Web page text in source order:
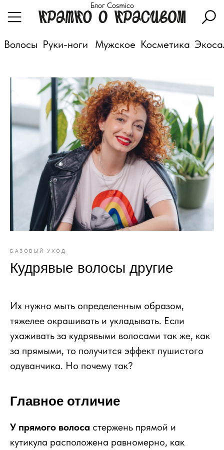
Блог Cosmico
Мужское
Руки-ноги
Волосы Косметика
БАЗОВЫЙ УХОД
Кудрявые волосы другие
Их нужно мыть определенным образом,
тяжелее окрашивать и укладывать. Если
ухаживать за кудрявыми волосами так же, как
за прямыми, то получится эффект пушистого
одуванчика. Но почему так?
Главное отличие
У прямого волоса стержень прямой и
кутикула расположена равномерно, как